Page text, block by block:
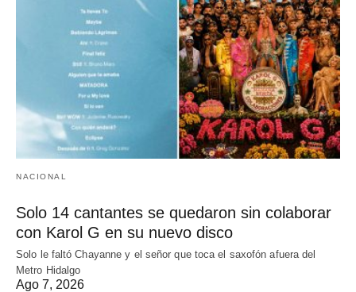
NACIONAL
Solo 14 cantantes se quedaron sin colaborar
con Karol G en su nuevo disco
Solo le faltó Chayanne y el señor que toca el saxofón afuera del
Metro Hidalgo
Ago 7, 2026